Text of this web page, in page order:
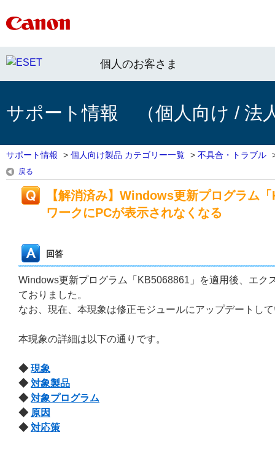
個人のお客さま
サポート情報 （個人向け / 法
サポート情報 > 個人向け製品 カテゴリー一覧 > 不具合・トラブル
戻る
【解消済み】Windows更新プログラム
ワークにPCが表示されなくなる
回答
Windows更新プログラム「KB5068861」を適用後、エ
ておりました。
なお、現在、本現象は修正モジュールにアップデートし
本現象の詳細は以下の通りです。
◆ 現象
◆ 対象製品
◆ 対象プログラム
◆ 原因
◆ 対応策